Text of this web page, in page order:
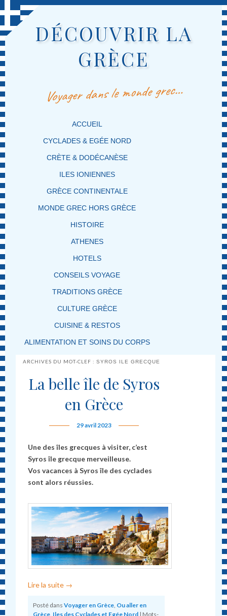
DÉCOUVRIR LA
GRÈCE
Voyager dans le monde grec…
MENU PRINCIPAL
MASQUER LA NAVIGATION PRINCIPALE
MASQUER LA NAVIGATION SECONDAIRE
ACCUEIL
CYCLADES & EGÉE NORD
CRÈTE & DODÉCANÈSE
ILES IONIENNES
GRÈCE CONTINENTALE
MONDE GREC HORS GRÈCE
HISTOIRE
ATHENES
HOTELS
CONSEILS VOYAGE
TRADITIONS GRÈCE
CULTURE GRÈCE
CUISINE & RESTOS
ALIMENTATION ET SOINS DU CORPS
ARCHIVES DU MOT-CLEF :SYROS ILE GRECQUE
La belle île de Syros
en Grèce
29 avril 2023
Une des îles grecques à visiter, c’est
Syros île grecque merveilleuse.
Vos vacances à Syros île des cyclades
sont alors réussies.
Lire la suite →
Posté dans Voyager en Grèce Ou aller en
Grèce Iles des Cyclades et Egée Nord | Mots-